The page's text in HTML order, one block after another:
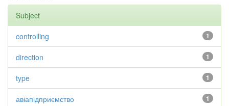
Subject
1
controlling
1
direction
1
type
1
авіапідприємство